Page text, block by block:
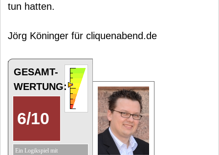
tun hatten.
Jörg Köninger für cliquenabend.de
GESAMT-
WERTUNG:
6/10
Ein Logikspiel mit